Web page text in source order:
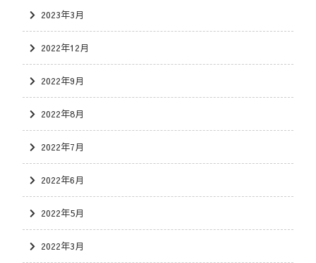
2023年3月
2022年12月
2022年9月
2022年8月
2022年7月
2022年6月
2022年5月
2022年3月